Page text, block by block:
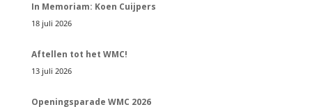
In Memoriam: Koen Cuijpers
18 juli 2026
Aftellen tot het WMC!
13 juli 2026
Openingsparade WMC 2026